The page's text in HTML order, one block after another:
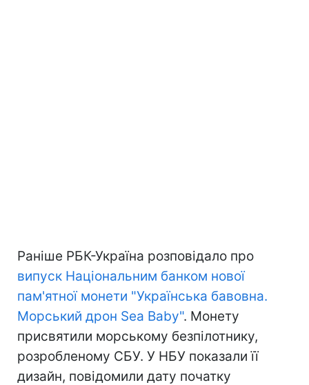
Раніше РБК-Україна розповідало про
випуск Національним банком нової
пам'ятної монети "Українська бавовна.
Морський дрон Sea Baby". Монету
присвятили морському безпілотнику,
розробленому СБУ. У НБУ показали її
дизайн, повідомили дату початку